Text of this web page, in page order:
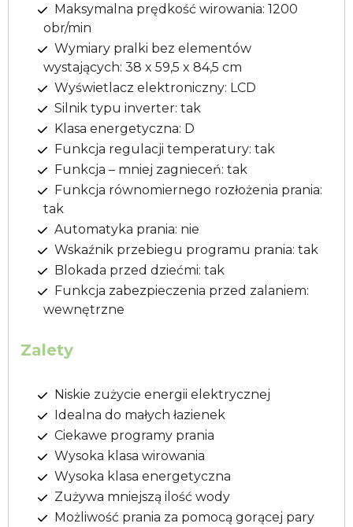
Maksymalna prędkość wirowania: 1200
obr/min
Wymiary pralki bez elementów
wystających: 38 x 59,5 x 84,5 cm
Wyświetlacz elektroniczny: LCD
Silnik typu inverter: tak
Klasa energetyczna: D
Funkcja regulacji temperatury: tak
Funkcja – mniej zagnieceń: tak
Funkcja równomiernego rozłożenia prania:
tak
Automatyka prania: nie
Wskaźnik przebiegu programu prania: tak
Blokada przed dziećmi: tak
Funkcja zabezpieczenia przed zalaniem:
wewnętrzne
Zalety
Niskie zużycie energii elektrycznej
Idealna do małych łazienek
Ciekawe programy prania
Wysoka klasa wirowania
Wysoka klasa energetyczna
Zużywa mniejszą ilość wody
Możliwość prania za pomocą gorącej pary